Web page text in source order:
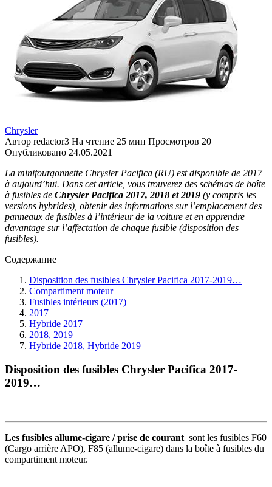
Chrysler
Автор redactor3 На чтение 25 мин Просмотров 20
Опубликовано 24.05.2021
La minifourgonnette Chrysler Pacifica (RU) est disponible de 2017
à aujourd’hui. Dans cet article, vous trouverez des schémas de boîte
à fusibles de Chrysler Pacifica 2017, 2018 et 2019 (y compris les
versions hybrides), obtenir des informations sur l’emplacement des
panneaux de fusibles à l’intérieur de la voiture et en apprendre
davantage sur l’affectation de chaque fusible (disposition des
fusibles).
Содержание
Disposition des fusibles Chrysler Pacifica 2017-2019…
Compartiment moteur
Fusibles intérieurs (2017)
2017
Hybride 2017
2018, 2019
Hybride 2018, Hybride 2019
Disposition des fusibles Chrysler Pacifica 2017-
2019…
Les fusibles allume-cigare / prise de courant sont les fusibles F60
(Cargo arrière APO), F85 (allume-cigare) dans la boîte à fusibles du
compartiment moteur.